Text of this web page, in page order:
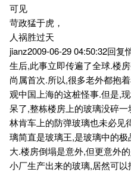
可见
苛政猛于虎，
人祸胜过天
jianz2009-06-29 04:50:32回
生后,此事立即传遍了全球.楼
尚属首次.所以,很多老外都抱
观中国上海的这桩怪事.但是,
呆了,整栋楼房上的玻璃没碎
林肯车上的防弹玻璃也未必见
璃简直是玻璃王,是玻璃中的
大.楼房倒塌是意外,但更意外
小厂生产出来的玻璃,居然可